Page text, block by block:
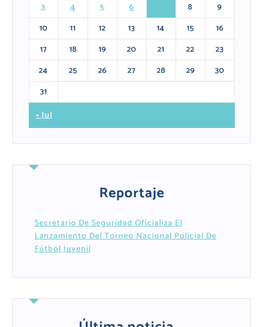
3
4 5 6 8
9
10
11 12 13 14 15
16
17
18 19 20 21 22
23
24
25 26 27 28 29
30
31
« Jul
Reportaje
Secretario De Seguridad Oficializa El
Lanzamiento Del Torneo Nacional Policial De
Fútbol Juvenil